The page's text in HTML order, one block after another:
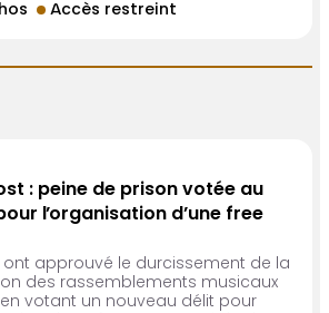
Accès restreint
: peine de prison votée au
l’organisation d’une free
ont approuvé le durcissement de la
des rassemblements musicaux
en votant un nouveau délit pour